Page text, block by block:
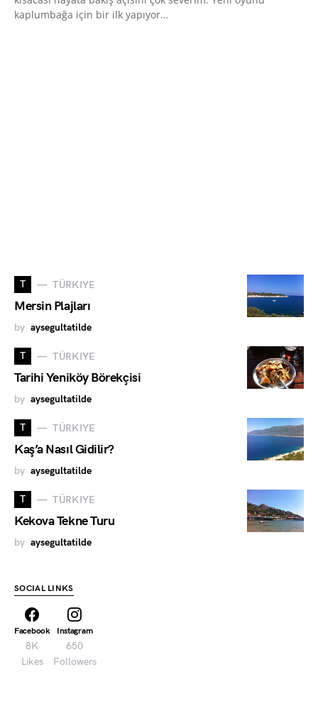
kaplumbağa için bir ilk yapıyor…
T TÜRKIYE
Mersin Plajları
by aysegultatilde
T TÜRKIYE
Tarihi Yeniköy Börekçisi
by aysegultatilde
T TÜRKIYE
Kaş’a Nasıl Gidilir?
by aysegultatilde
T TÜRKIYE
Kekova Tekne Turu
by aysegultatilde
SOCIAL LINKS
Facebook
8K
Likes
Instagram
650
Followers